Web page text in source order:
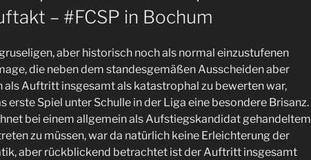
– #FCSP in Bochum
aber historisch noch als normal einzustufenen
die neben dem standesgemäßen Ausscheiden aber
als Auftritt insgesamt als katastrophal zu bewerten war,
erste Spiel unter Schulle in der Liga eine besondere Brisanz.
bei einem allgemein als Aufstiegskandidat gehandeltem
zu müssen, war da natürlich keine Erleichterung der
aber rückblickend betrachtet ist der Auftritt insgesamt